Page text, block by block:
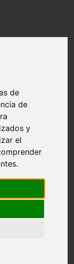
de
de
y
el